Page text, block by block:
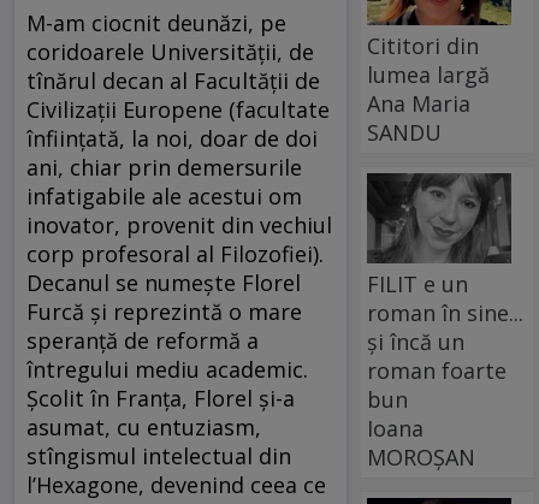
M-am ciocnit deunăzi, pe
coridoarele Universității, de
tînărul decan al Facultății de
Civilizații Europene (facultate
înființată, la noi, doar de doi
ani, chiar prin demersurile
infatigabile ale acestui om
inovator, provenit din vechiul
corp profesoral al Filozofiei).
Decanul se numește Florel
Furcă și reprezintă o mare
speranță de reformă a
întregului mediu academic.
Școlit în Franța, Florel și-a
asumat, cu entuziasm,
stîngismul intelectual din
l’Hexagone, devenind ceea ce
Cititori din
lumea largă
Ana Maria
SANDU
FILIT e un
roman în sine...
și încă un
roman foarte
bun
Ioana
MOROȘAN